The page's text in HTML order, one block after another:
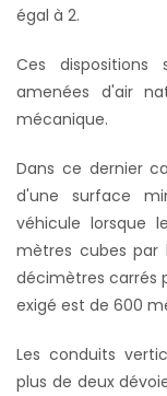
égal à 2.
Ces dispositions
amenées d'air
mécanique.
Dans ce dernier
d'une surface
véhicule lorsque
mètres cubes
décimètres carrés
exigé est de 600
Les conduits
plus de deux